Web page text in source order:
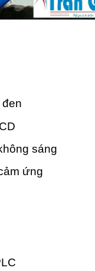
sáng
ứng